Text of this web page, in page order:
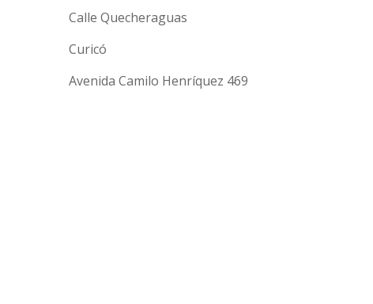
Calle Quecheraguas
Curicó
Avenida Camilo Henríquez 469